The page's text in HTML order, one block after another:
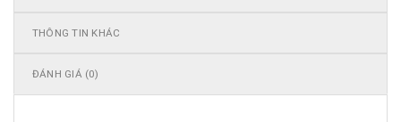
THÔNG TIN KHÁC
ĐÁNH GIÁ (0)